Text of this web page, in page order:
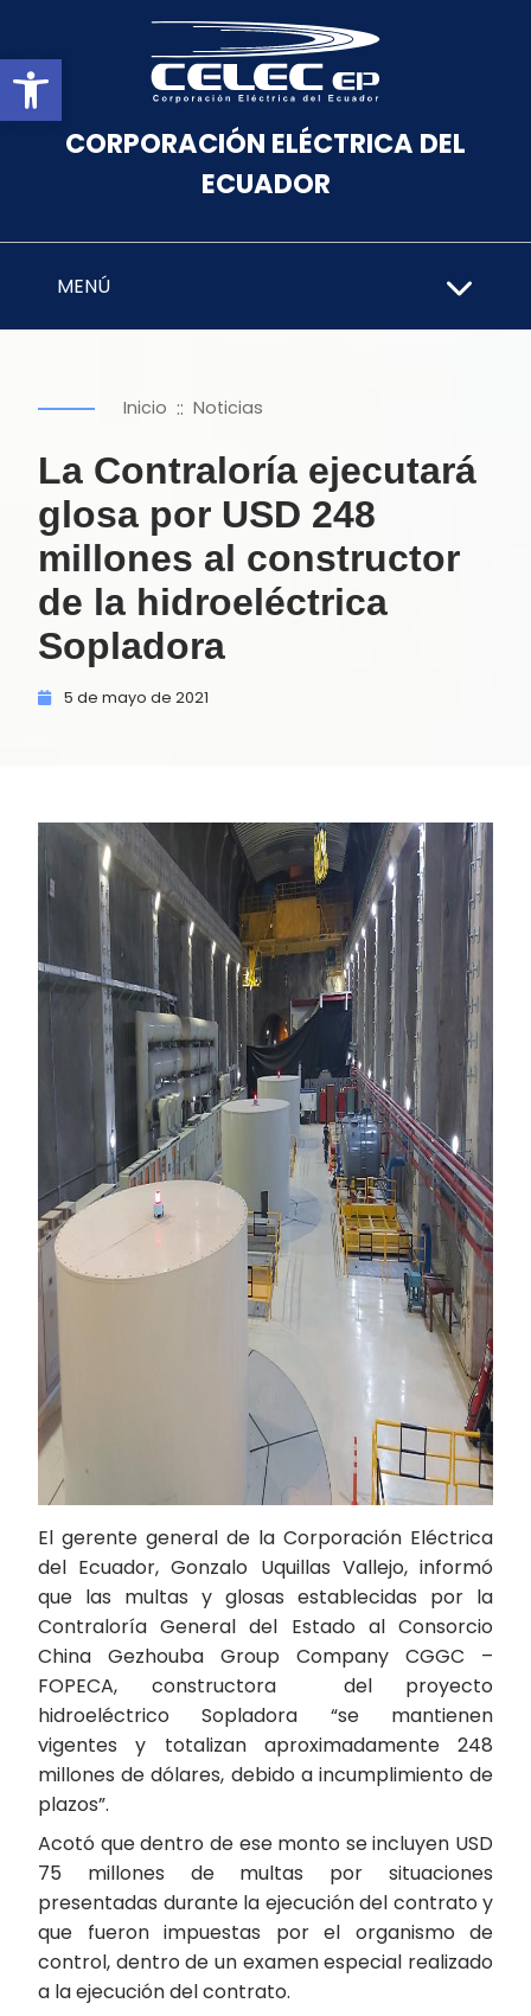
Abrir barra de herramientas
CORPORACIÓN ELÉCTRICA DEL
ECUADOR
MENÚ
Inicio :: Noticias
La Contraloría ejecutará
glosa por USD 248
millones al constructor
de la hidroeléctrica
Sopladora
5 de mayo de 2021
El gerente general de la Corporación Eléctrica
del Ecuador, Gonzalo Uquillas Vallejo, informó
que las multas y glosas establecidas por la
Contraloría General del Estado al Consorcio
China Gezhouba Group Company CGGC –
FOPECA, constructora del proyecto
hidroeléctrico Sopladora “se mantienen
vigentes y totalizan aproximadamente 248
millones de dólares, debido a incumplimiento de
plazos”.
Acotó que dentro de ese monto se incluyen USD
75 millones de multas por situaciones
presentadas durante la ejecución del contrato y
que fueron impuestas por el organismo de
control, dentro de un examen especial realizado
a la ejecución del contrato.